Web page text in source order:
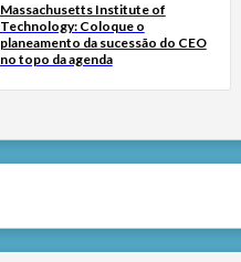
Massachusetts Institute of
Technology: Coloque o
planeamento da sucessão do CEO
no topo da agenda